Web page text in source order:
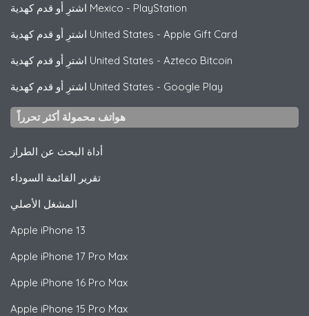
اشترِ أو قدم كهدية Mexico - PlayStation
اشترِ أو قدم كهدية United States - Apple Gift Card
اشترِ أو قدم كهدية United States - Azteco Bitcoin
اشترِ أو قدم كهدية United States - Google Play
هواتف محمولة أكثر تحرراً
أداة البحث عن الطراز
تقرير القائمة السوداء
المشغل الأصلي
Apple iPhone 13
Apple iPhone 17 Pro Max
Apple iPhone 16 Pro Max
Apple iPhone 15 Pro Max